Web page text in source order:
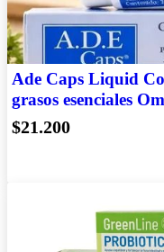
Ade Caps Liquid
grasos esenciales
$21.200